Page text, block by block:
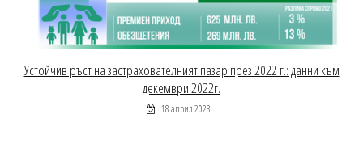
Устойчив ръст на застрахователният пазар през 2022 г.: данни към
декември 2022г.
18 април 2023